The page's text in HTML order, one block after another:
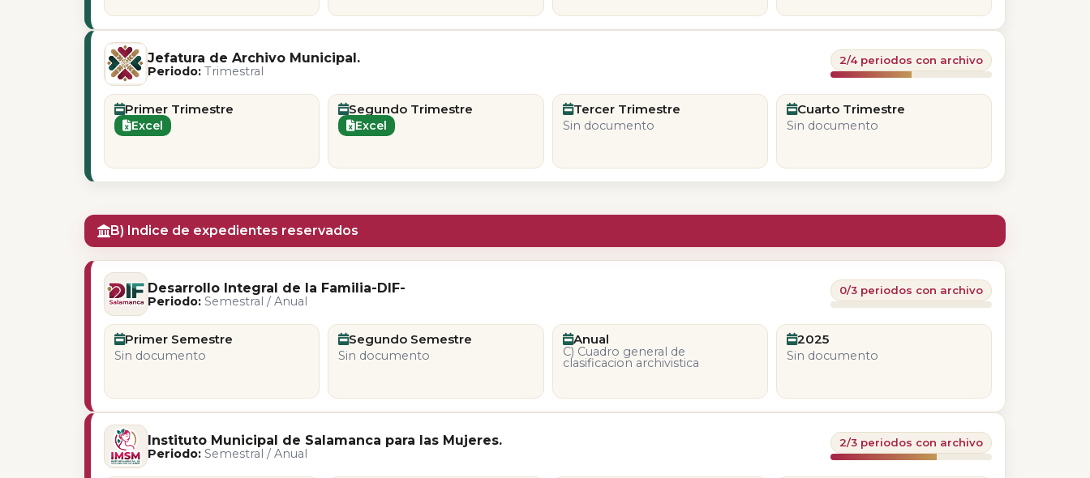
Jefatura de Archivo Municipal.
Periodo: Trimestral
2/4 periodos con archivo
Primer Trimestre
Excel
Segundo Trimestre
Excel
Tercer Trimestre
Sin documento
Cuarto Trimestre
Sin documento
B) Indice de expedientes reservados
Desarrollo Integral de la Familia-DIF-
Periodo: Semestral / Anual
0/3 periodos con archivo
Primer Semestre
Sin documento
Segundo Semestre
Sin documento
Anual
C) Cuadro general de
clasificacion archivistica
2025
Sin documento
Instituto Municipal de Salamanca para las Mujeres.
Periodo: Semestral / Anual
2/3 periodos con archivo